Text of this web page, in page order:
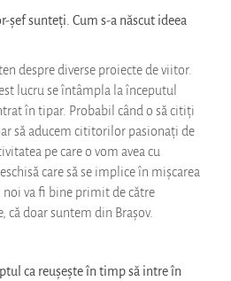
șef sunteți. Cum s-a născut ideea
despre diverse proiecte de viitor.
lucru se întâmpla la începutul
în tipar. Probabil când o să citiți
să aducem cititorilor pasionați de
pe care o vom avea cu
care să se implice în mișcarea
va fi bine primit de către
doar suntem din Brașov.
ca reușește în timp să intre în